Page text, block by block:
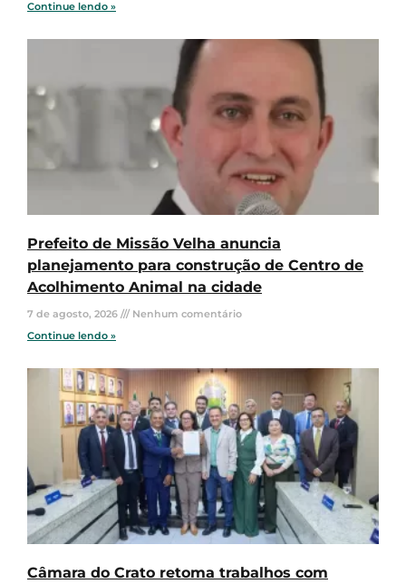
Continue lendo »
Prefeito de Missão Velha anuncia
planejamento para construção de Centro de
Acolhimento Animal na cidade
7 de agosto, 2026
Nenhum comentário
Continue lendo »
Câmara do Crato retoma trabalhos com